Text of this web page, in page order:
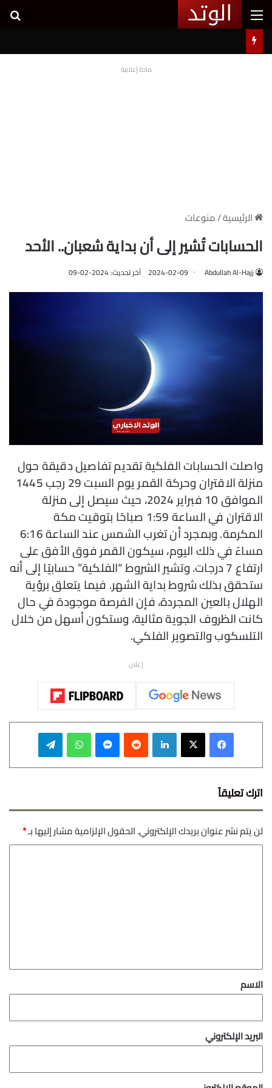
القائمة
مادة إعلانية
الرئيسية/منوعات
الحسابات تُشير إلى أن بداية شعبان.. الأحد
Abdullah Al-Hajj
2024-02-09 آخر تحديث: 2024-02-09
واصلت الحسابات الفلكية تقديم تفاصيل دقيقة حول
منزلة الاقتران وحركة القمر يوم السبت 29 رجب 1445
الموافق 10 فبراير 2024، حيث سيصل إلى منزلة
الاقتران في الساعة 1:59 صباحًا بتوقيت مكة
المكرمة. وبمجرد أن تغرب الشمس عند الساعة 6:16
مساءً في ذلك اليوم، سيكون القمر فوق الأفق على
ارتفاع 7 درجات. وتشير الشروط “الفلكية” حسابيًا إلى أنه
ستحقق بذلك شروط بداية الشهر. فيما يتعلق برؤية
الهلال بالعين المجردة، فإن الفرصة موجودة في حال
كانت الظروف الجوية مثالية، وستكون أسهل من خلال
التلسكوب والتصوير الفلكي.
إعلان
فيسبوك ‫X لينكدإن واتساب
اترك تعليقاً
لن يتم نشر عنوان بريدك الإلكتروني.الحقول الإلزامية مشار إليها بـ*
*
الاسم
البريد الإلكتروني